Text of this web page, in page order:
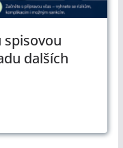
spisovou
dalších